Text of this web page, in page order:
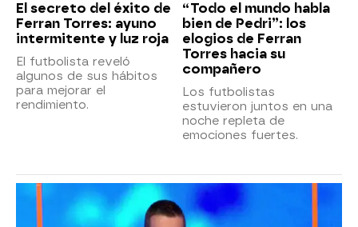
El secreto del éxito de
Ferran Torres: ayuno
intermitente y luz roja
El futbolista reveló
algunos de sus hábitos
para mejorar el
rendimiento.
“Todo el mundo habla
bien de Pedri”: los
elogios de Ferran
Torres hacia su
compañero
Los futbolistas
estuvieron juntos en una
noche repleta de
emociones fuertes.